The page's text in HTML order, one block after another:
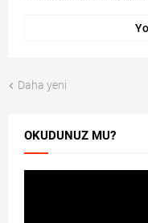
Daha yeni
OKUDUNUZ MU?